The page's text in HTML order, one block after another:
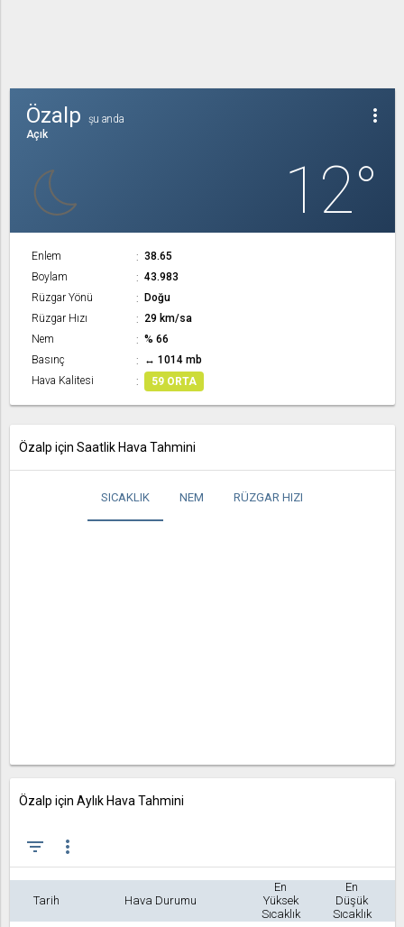
more_vert
Özalp
şu anda
Açık
12°
Enlem
38.65
Boylam
43.983
Rüzgar Yönü
Doğu
Rüzgar Hızı
29 km/sa
Nem
% 66
Basınç
↔ 1014 mb
Hava Kalitesi
59 ORTA
Özalp için Saatlik Hava Tahmini
SICAKLIK NEM RÜZGAR HIZI
Özalp için Aylık Hava Tahmini
filter_list more_vert
Tarih Hava Durumu
En
Yüksek
Sıcaklık
En
Düşük
Sıcaklık